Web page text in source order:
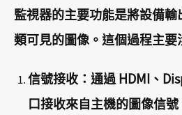
監視器的主要功能是將設備
類可見的圖像。這個過程主要
信號接收：通過 HDMI、
口接收來自主機的圖像信號